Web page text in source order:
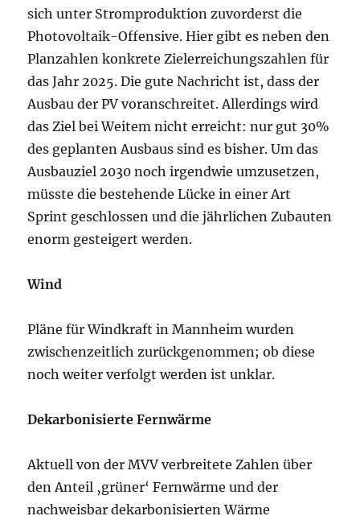
sich unter Stromproduktion zuvorderst die
Photovoltaik-Offensive. Hier gibt es neben den
Planzahlen konkrete Zielerreichungszahlen für
das Jahr 2025. Die gute Nachricht ist, dass der
Ausbau der PV voranschreitet. Allerdings wird
das Ziel bei Weitem nicht erreicht: nur gut 30%
des geplanten Ausbaus sind es bisher. Um das
Ausbauziel 2030 noch irgendwie umzusetzen,
müsste die bestehende Lücke in einer Art
Sprint geschlossen und die jährlichen Zubauten
enorm gesteigert werden.
Wind
Pläne für Windkraft in Mannheim wurden
zwischenzeitlich zurückgenommen; ob diese
noch weiter verfolgt werden ist unklar.
Dekarbonisierte Fernwärme
Aktuell von der MVV verbreitete Zahlen über
den Anteil ‚grüner‘ Fernwärme und der
nachweisbar dekarbonisierten Wärme